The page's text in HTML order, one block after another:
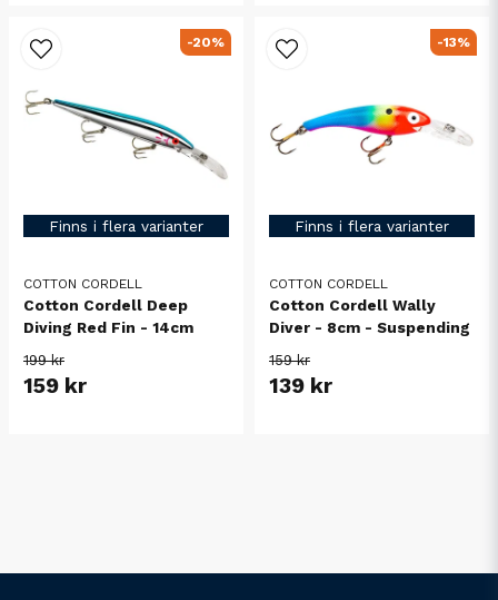
Finns i flera varianter
COTTON CORDELL
Cotton Cordell Deep
Diving Red Fin - 14cm
199 kr
159 kr
-20%
Finns i flera varianter
COTTON CORDELL
Cotton Cordell Wally
Diver - 8cm - Suspending
159 kr
139 kr
-13%